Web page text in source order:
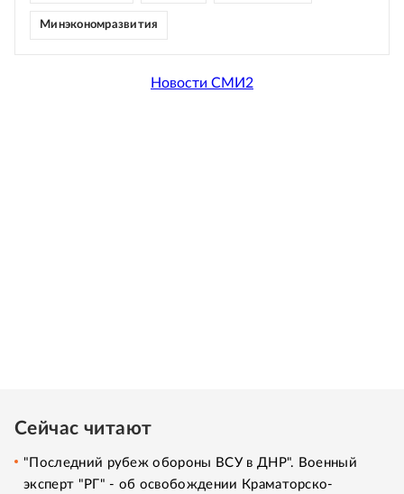
Минэкономразвития
Новости СМИ2
Сейчас читают
"Последний рубеж обороны ВСУ в ДНР". Военный
эксперт "РГ" - об освобождении Краматорско-